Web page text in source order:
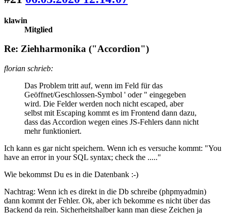
klawin
Mitglied
Re: Ziehharmonika ("Accordion")
florian schrieb:
Das Problem tritt auf, wenn im Feld für das
Geöffnet/Geschlossen-Symbol ' oder " eingegeben
wird. Die Felder werden noch nicht escaped, aber
selbst mit Escaping kommt es im Frontend dann dazu,
dass das Accordion wegen eines JS-Fehlers dann nicht
mehr funktioniert.
Ich kann es gar nicht speichern. Wenn ich es versuche kommt: "You
have an error in your SQL syntax; check the ....."
Wie bekommst Du es in die Datenbank :-)
Nachtrag: Wenn ich es direkt in die Db schreibe (phpmyadmin)
dann kommt der Fehler. Ok, aber ich bekomme es nicht über das
Backend da rein. Sicherheitshalber kann man diese Zeichen ja